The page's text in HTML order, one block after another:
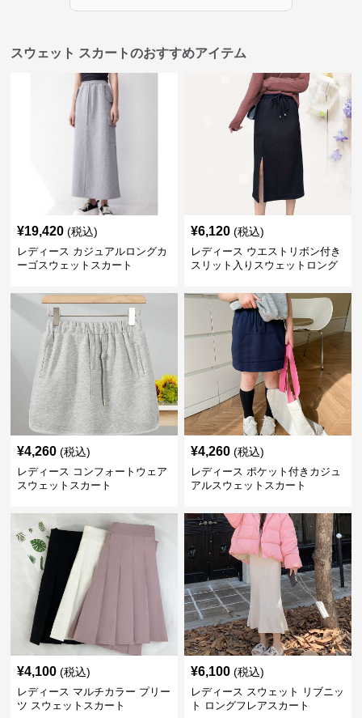
スウェット スカートのおすすめアイテム
¥19,420 (税込)
レディース カジュアルロングカ
ーゴスウェットスカート
¥6,120 (税込)
レディース ウエストリボン付き
スリット入りスウェットロング
¥4,260 (税込)
レディース コンフォートウェア
スウェットスカート
¥4,260 (税込)
レディース ポケット付きカジュ
アルスウェットスカート
¥4,100 (税込)
レディース マルチカラー プリー
ツ スウェットスカート
¥6,100 (税込)
レディース スウェット リブニッ
ト ロングフレアスカート